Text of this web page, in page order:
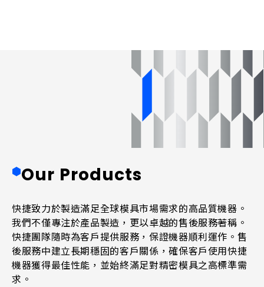
Our Products
快捷致力於製造滿足全球模具市場需求的高品質機器。
我們不僅專注於產品製造，更以卓越的售後服務著稱。
快捷團隊隨時為客戶提供服務，保證機器順利運作。售
後服務中建立長期穩固的客戶關係，確保客戶使用快捷
機器獲得最佳性能，並始終滿足對精密模具之高標準需
求。